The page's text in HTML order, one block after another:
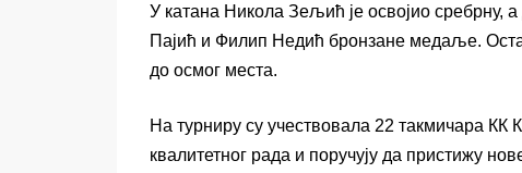
У катана Никола Зељић је освојио
Пајић и Филип Недић бронзане медаље.
до осмог места.
На турниру су учествовала 22 такмичара КК
квалитетног рада и поручују да пристижу